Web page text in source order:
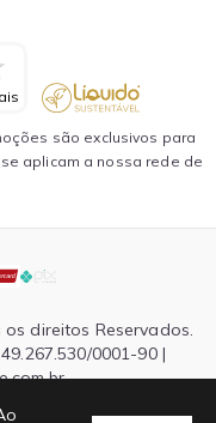
são exclusivos para
aplicam a nossa rede de
direitos Reservados.
49.267.530/0001-90 |